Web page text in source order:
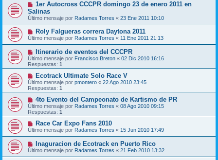
1er Autocross CCCPR domingo 23 de enero 2011 en
Salinas
Último mensaje por Radames Torres « 23 Ene 2011 10:10
Roly Falgueras correra Daytona 2011
Último mensaje por Radames Torres « 11 Ene 2011 21:13
Itinerario de eventos del CCCPR
Último mensaje por Francisco Breton « 02 Dic 2010 16:16
Respuestas: 1
Ecotrack Ultimate Solo Race V
Último mensaje por pmontero « 22 Ago 2010 23:45
Respuestas: 1
4to Evento del Campeonato de Kartismo de PR
Último mensaje por Radames Torres « 08 Ago 2010 09:15
Respuestas: 1
Race Car Expo Fans 2010
Último mensaje por Radames Torres « 15 Jun 2010 17:49
Inaguracion de Ecotrack en Puerto Rico
Último mensaje por Radames Torres « 21 Feb 2010 13:32